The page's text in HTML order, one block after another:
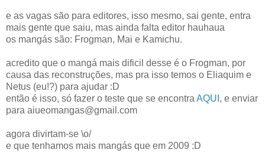
e as vagas são para editores, isso mesmo, sai gente, entra
mais gente que saiu, mas ainda falta editor hauhaua
os mangás são: Frogman, Mai e Kamichu.
acredito que o mangá mais dificil desse é o Frogman, por
causa das reconstruções, mas pra isso temos o Eliaquim e
Netus (eu!?) para ajudar :D
então é isso, só fazer o teste que se encontra AQUI , e enviar
para aiueomangas@gmail.com
agora divirtam-se \o/
e que tenhamos mais mangás que em 2009 :D